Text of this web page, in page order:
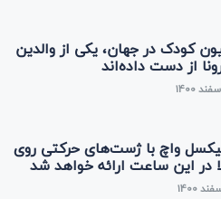
۵ میلیون کودک در جهان، یکی از والدین
از دست داده‌اند
واچ با ژست‌های حرکتی روی
در این ساعت ارائه خواهد شد